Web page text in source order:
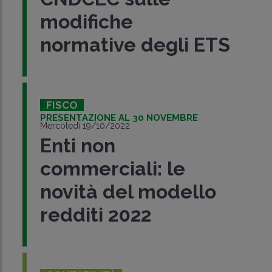
modifiche
normative degli ETS
FISCO
PRESENTAZIONE AL 30 NOVEMBRE
Mercoledì 19/10/2022
Enti non
commerciali: le
novità del modello
redditi 2022